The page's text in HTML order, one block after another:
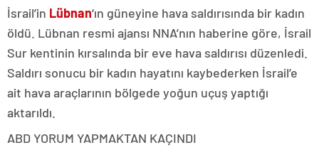
İsrail’in Lübnan‘ın güneyine hava saldırısında bir kadın
öldü. Lübnan resmi ajansı NNA’nın haberine göre, İsrail
Sur kentinin kırsalında bir eve hava saldırısı düzenledi.
Saldırı sonucu bir kadın hayatını kaybederken İsrail’e
ait hava araçlarının bölgede yoğun uçuş yaptığı
aktarıldı.
ABD YORUM YAPMAKTAN KAÇINDI